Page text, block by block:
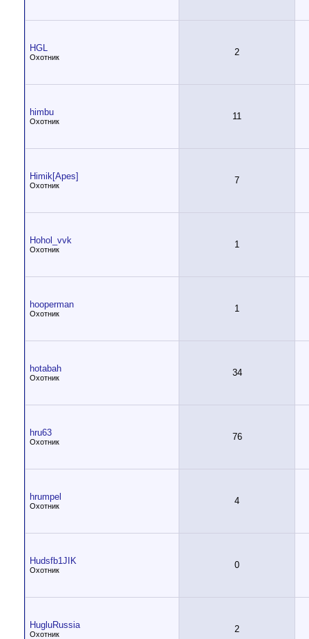
HGL
Охотник 2
himbu
Охотник 11
Himik[Apes]
Охотник 7
Hohol_vvk
Охотник 1
hooperman
Охотник 1
hotabah
Охотник 34
hru63
Охотник 76
hrumpel
Охотник 4
Hudsfb1JIK
Охотник 0
HugluRussia
Охотник 2